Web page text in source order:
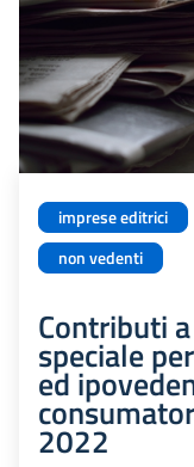
imprese editrici
non vedenti
Contributi
speciale
ed
2022